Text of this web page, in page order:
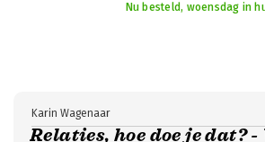
Nu besteld, woensdag in
Relaties, hoe doe je dat?
Karin Wagenaar